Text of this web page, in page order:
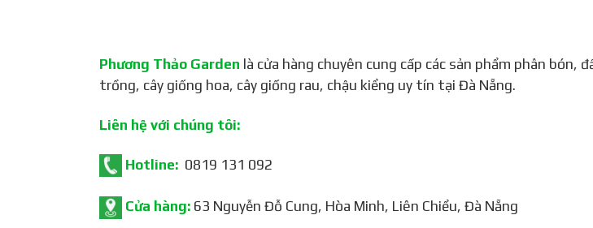
Kích thước nhỏ gọn: Trái cà chua cherry vàng chỉ khoảng 2-3 cm,
Dễ trồng, dễ chăm sóc : Loại cây này có thể thích ứng tốt với nhiều
Năng suất cao
: Cây cà chua cherry vàng mang lại năng suất cao,
Phương Thảo Garden là cửa hàng chuyên cung cấp các sản phẩm phân bón,
trồng, cây giống hoa, cây giống rau, chậu kiểng uy tín tại Đà Nẵng.
Liên hệ với chúng tôi:
Hotline:0819 131 092
Cửa hàng:63 Nguyễn Đỗ Cung, Hòa Minh, Liên Chiểu, Đà Nẵng